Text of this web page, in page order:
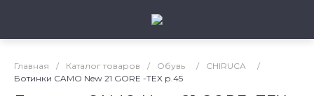
Главная / Каталог товаров / Обувь / CHIRUCA
/
Ботинки CAMO New 21 GORE -TEX р.45